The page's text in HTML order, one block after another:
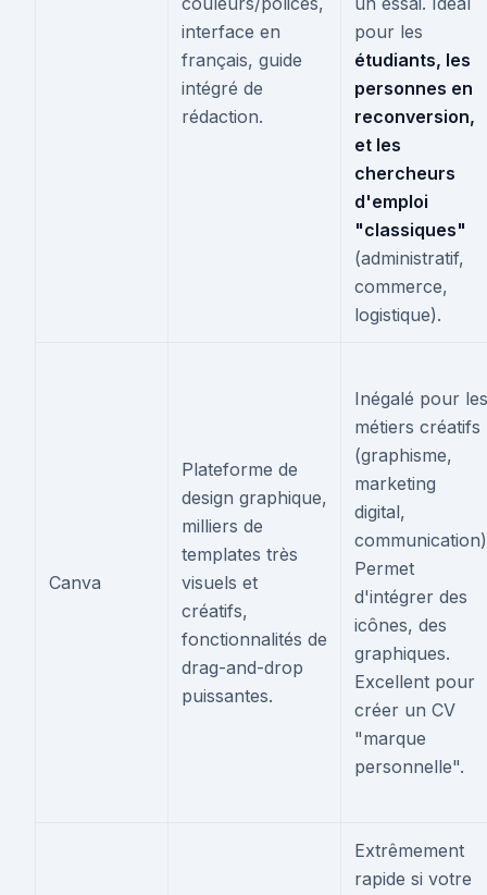
interface en
français, guide
intégré de
rédaction.
pour les
étudiants, les
personnes en
reconversion,
et les
chercheurs
d'emploi
"classiques"
(administratif,
commerce,
logistique).
Canva
Plateforme de
design graphique,
milliers de
templates très
visuels et
créatifs,
fonctionnalités de
drag-and-drop
puissantes.
Inégalé pour les
métiers créatifs
(graphisme,
marketing
digital,
Permet
d'intégrer des
icônes, des
graphiques.
Excellent pour
créer un CV
"marque
personnelle".
Extrêmement
rapide si votre